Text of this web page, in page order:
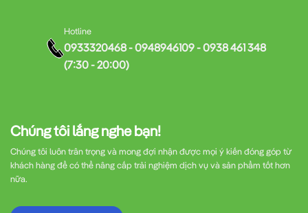
Chúng tôi lắng nghe bạn!
Chúng tôi luôn trân trọng và mong đợi nhận được mọi ý kiến đóng góp từ
khách hàng để có thể nâng cấp trải nghiệm dịch vụ và sản phẩm tốt hơn
nữa.
Hotline
0933320468 - 0948946109 - 0938 461 348
(7:30 - 20:00)